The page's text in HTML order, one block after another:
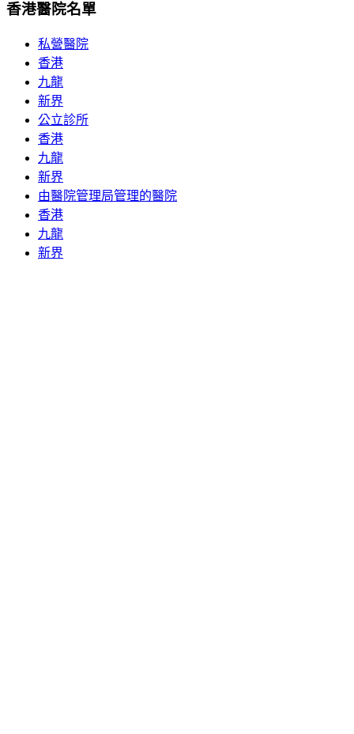
香港醫院名單
私營醫院
香港
九龍
新界
公立診所
香港
九龍
新界
由醫院管理局管理的醫院
香港
九龍
新界